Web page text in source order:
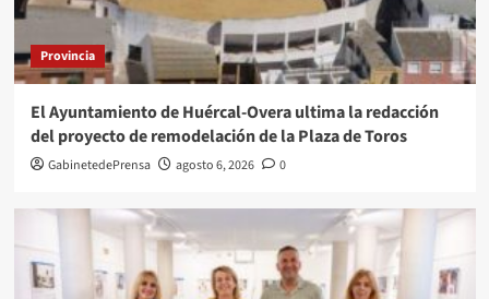
Provincia
El Ayuntamiento de Huércal-Overa ultima la redacción
del proyecto de remodelación de la Plaza de Toros
GabinetedePrensa agosto 6, 2026 0